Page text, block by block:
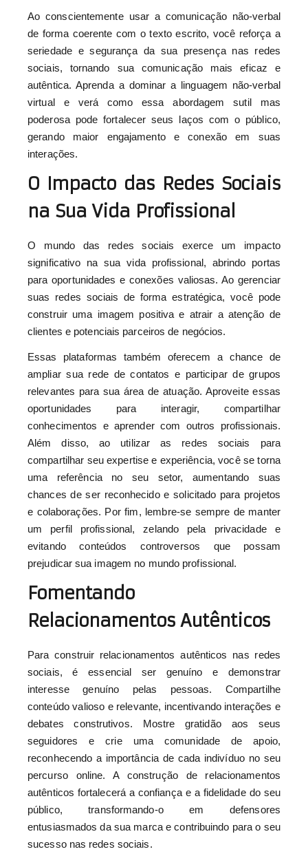
Ao conscientemente usar a comunicação não-verbal
de forma coerente com o texto escrito, você reforça a
seriedade e segurança da sua presença nas redes
sociais, tornando sua comunicação mais eficaz e
autêntica. Aprenda a dominar a linguagem não-verbal
virtual e verá como essa abordagem sutil mas
poderosa pode fortalecer seus laços com o público,
gerando maior engajamento e conexão em suas
interações.
O Impacto das Redes Sociais
na Sua Vida Profissional
O mundo das redes sociais exerce um impacto
significativo na sua vida profissional, abrindo portas
para oportunidades e conexões valiosas. Ao gerenciar
suas redes sociais de forma estratégica, você pode
construir uma imagem positiva e atrair a atenção de
clientes e potenciais parceiros de negócios.
Essas plataformas também oferecem a chance de
ampliar sua rede de contatos e participar de grupos
relevantes para sua área de atuação. Aproveite essas
oportunidades para interagir, compartilhar
conhecimentos e aprender com outros profissionais.
Além disso, ao utilizar as redes sociais para
compartilhar seu expertise e experiência, você se torna
uma referência no seu setor, aumentando suas
chances de ser reconhecido e solicitado para projetos
e colaborações. Por fim, lembre-se sempre de manter
um perfil profissional, zelando pela privacidade e
evitando conteúdos controversos que possam
prejudicar sua imagem no mundo profissional.
Fomentando
Relacionamentos Autênticos
Para construir relacionamentos autênticos nas redes
sociais, é essencial ser genuíno e demonstrar
interesse genuíno pelas pessoas. Compartilhe
conteúdo valioso e relevante, incentivando interações e
debates construtivos. Mostre gratidão aos seus
seguidores e crie uma comunidade de apoio,
reconhecendo a importância de cada indivíduo no seu
percurso online. A construção de relacionamentos
autênticos fortalecerá a confiança e a fidelidade do seu
público, transformando-o em defensores
entusiasmados da sua marca e contribuindo para o seu
sucesso nas redes sociais.